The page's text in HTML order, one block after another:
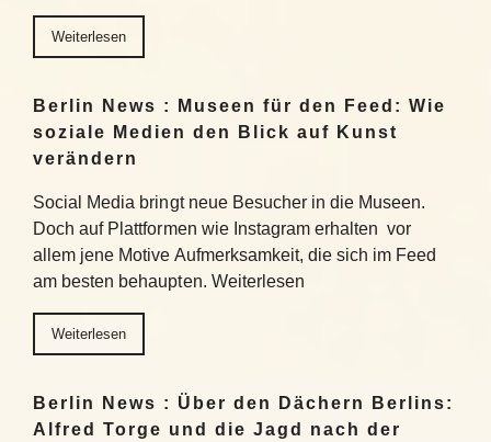
Weiterlesen
Berlin News : Museen für den Feed: Wie
soziale Medien den Blick auf Kunst
verändern
Social Media bringt neue Besucher in die Museen.
Doch auf Plattformen wie Instagram erhalten vor
allem jene Motive Aufmerksamkeit, die sich im Feed
am besten behaupten. Weiterlesen
Weiterlesen
Berlin News : Über den Dächern Berlins:
Alfred Torge und die Jagd nach der